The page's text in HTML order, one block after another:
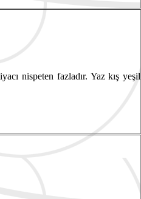
nispeten fazladır. Yaz kış yeşil